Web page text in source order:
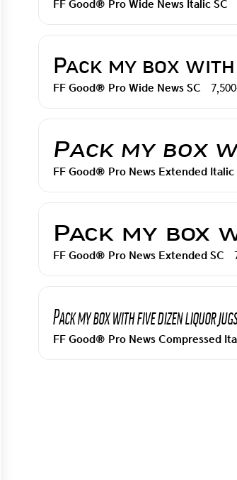
FF Good® Pro Wide News Italic SC
Pack my box
FF Good® Pro Wide News SC
Pack my box
FF Good® Pro News Extended Italic
Pack my box
FF Good® Pro News Extended SC
Pack my box with five dizen liquor
FF Good® Pro News Compressed